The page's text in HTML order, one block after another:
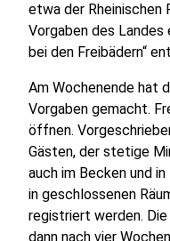
etwa der Rheinischen
Vorgaben des Landes
bei den Freibädern“
Am Wochenende hat
Vorgaben gemacht.
öffnen.
Gästen, der stetige
auch im Becken und
in geschlossenen
registriert werden.
dann nach vier